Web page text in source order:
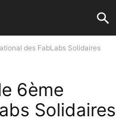
des FabLabs Solidaires
6ème
Solidaires